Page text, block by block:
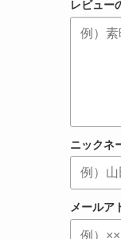
レビュー
ニックネ
メールア